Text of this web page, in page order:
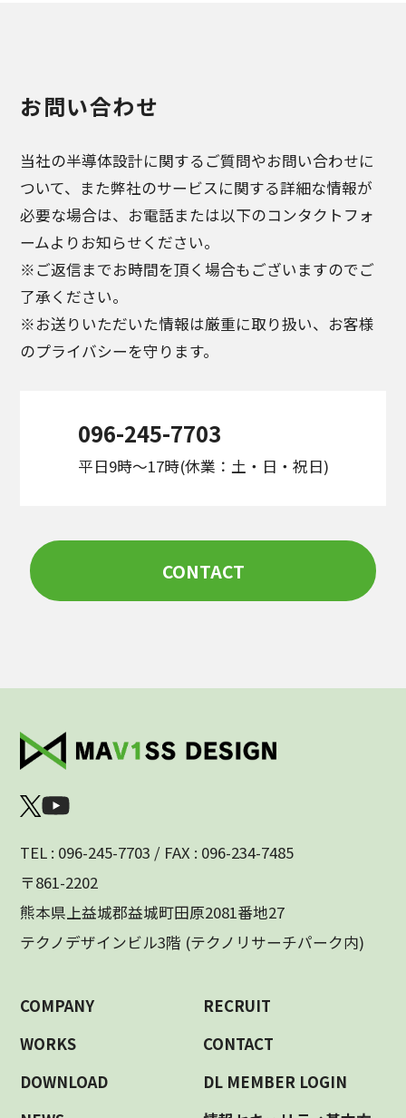
お問い合わせ
当社の半導体設計に関するご質問やお問い合わせに
ついて、また弊社のサービスに関する詳細な情報が
必要な場合は、お電話または以下のコンタクトフォ
ームよりお知らせください。
※ご返信までお時間を頂く場合もございますのでご
了承ください。
※お送りいただいた情報は厳重に取り扱い、お客様
のプライバシーを守ります。
096-245-7703
平日9時〜17時(休業：土・日・祝日)
CONTACT
TEL : 096-245-7703 / FAX : 096-234-7485
〒861-2202
熊本県上益城郡益城町田原2081番地27
テクノデザインビル3階 (テクノリサーチパーク内)
COMPANY
RECRUIT
WORKS
CONTACT
DOWNLOAD
DL MEMBER LOGIN